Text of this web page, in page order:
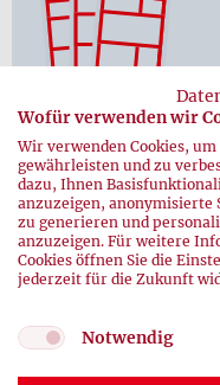
Hier finden Sie
ab der ersten
In allen Ausgaben
Wofür verwenden wir
Wir verwenden Cookies,
gewährleisten und zu
dazu, Ihnen
anzuzeigen, anonymisierte
zu generieren und
anzuzeigen. Für weitere
Cookies öffnen Sie die
jederzeit für die Zukunft
Notwendig